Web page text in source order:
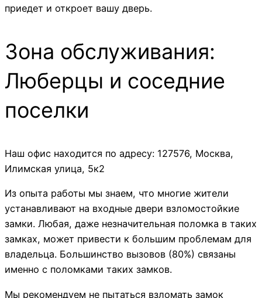
приедет и откроет вашу дверь.
Зона обслуживания:
Люберцы и соседние
поселки
Наш офис находится по адресу: 127576, Москва,
Илимская улица, 5к2
Из опыта работы мы знаем, что многие жители
устанавливают на входные двери взломостойкие
замки. Любая, даже незначительная поломка в таких
замках, может привести к большим проблемам для
владельца. Большинство вызовов (80%) связаны
именно с поломками таких замков.
Мы рекомендуем не пытаться взломать замок